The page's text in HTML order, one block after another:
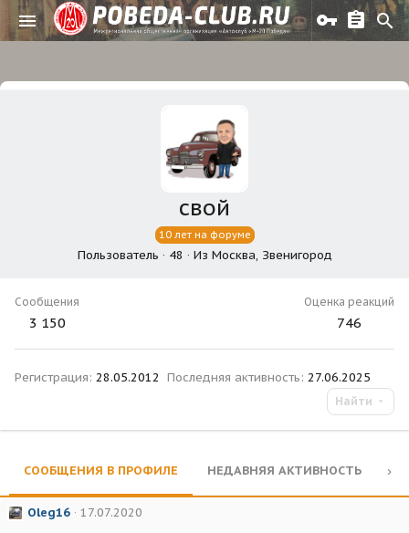
свой
10 лет на форуме
Пользователь · 48 · Из Москва, Звенигород
Сообщения
3 150
Оценка реакций
746
Регистрация 28.05.2012 Последняя активность 27.06.2025
Найти
СООБЩЕНИЯ В ПРОФИЛЕ НЕДАВНЯЯ АКТИВНОСТЬ
Oleg16 17.07.2020